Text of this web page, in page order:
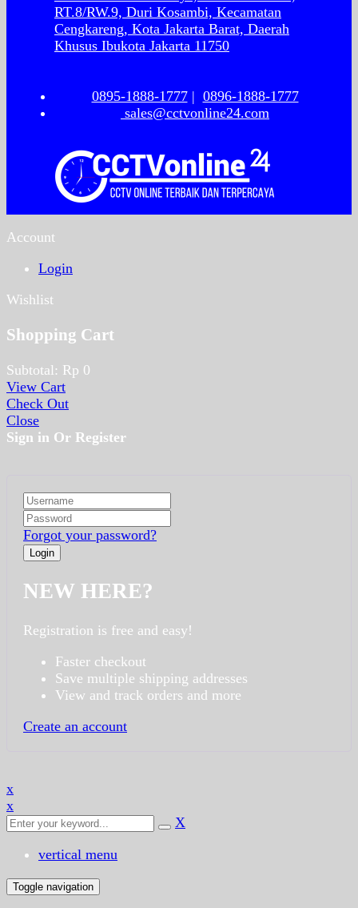
RT.8/RW.9, Duri Kosambi, Kecamatan
Cengkareng, Kota Jakarta Barat, Daerah
Khusus Ibukota Jakarta 11750
0895-1888-1777| 0896-1888-1777
sales@cctvonline24.com
Account
Login
Wishlist
Shopping Cart
Subtotal: Rp 0
View Cart
Check Out
Close
Sign in Or Register
Forgot your password?
NEW HERE?
Registration is free and easy!
Faster checkout
Save multiple shipping addresses
View and track orders and more
Create an account
x
x
X
vertical menu
Toggle navigation